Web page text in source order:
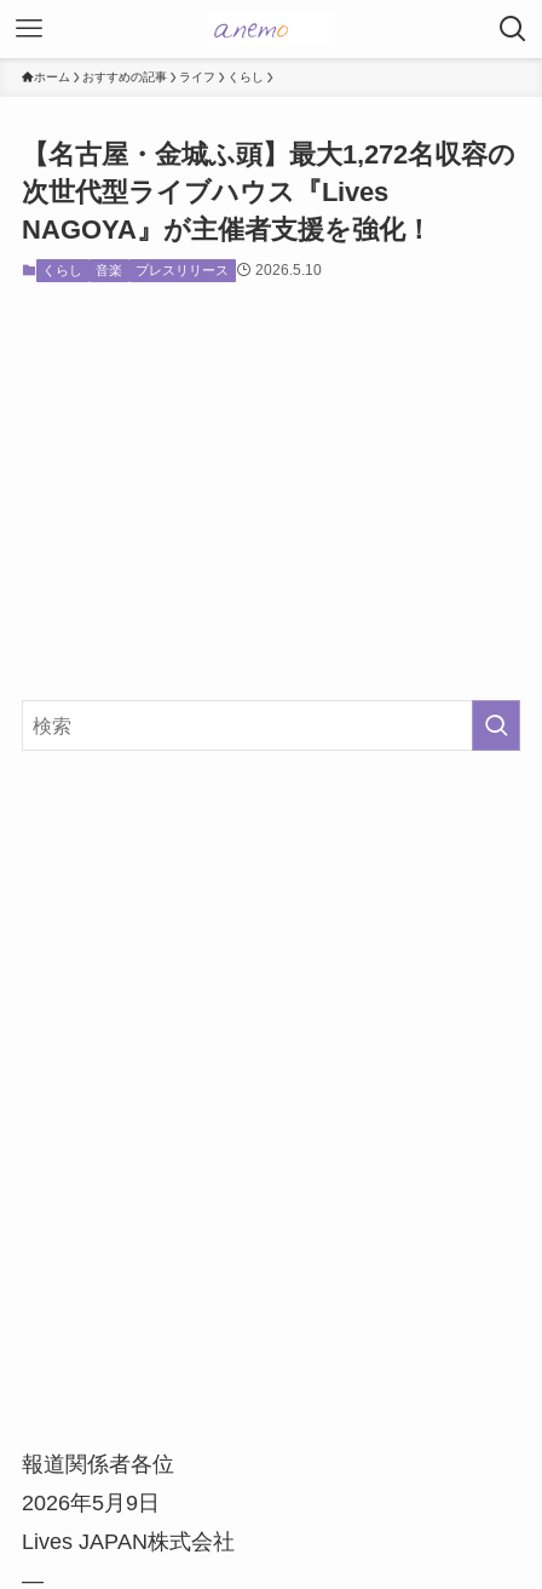
ホーム おすすめの記事 ライフ くらし
【名古屋・金城ふ頭】最大1,272名収容の
次世代型ライブハウス『Lives
NAGOYA』が主催者支援を強化！
くらし 音楽 プレスリリース 2026.5.10
報道関係者各位
2026年5月9日
Lives JAPAN株式会社
—